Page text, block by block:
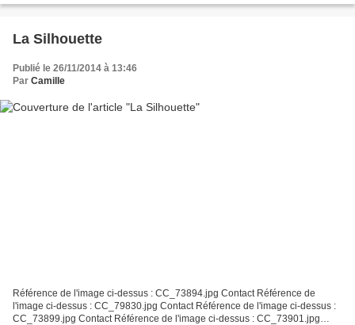
La Silhouette
Publié le 26/11/2014 à 13:46
Par Camille
Référence de l'image ci-dessus : CC_73894.jpg Contact Référence de
l'image ci-dessus : CC_79830.jpg Contact Référence de l'image ci-dessus :
CC_73899.jpg Contact Référence de l'image ci-dessus : CC_73901.jpg